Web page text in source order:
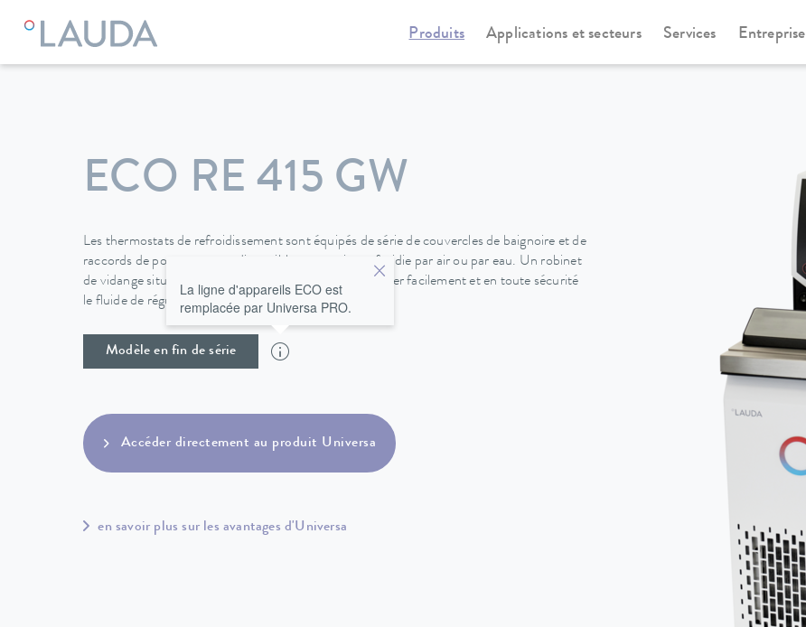
Produits Applications et secteurs Services Entreprise
LAUDA Appareils de thermorégulation Cryothermostats Universa
ECO RE 415 GW
Les thermostats de refroidissement sont équipés de série de couvercles de baignoire et de
raccords de pompe et sont disponibles en version refroidie par air ou par eau. Un robinet
de vidange situé à l'arrière de l'appareil permet de changer facilement et en toute sécurité
le fluide de régulation de température.
Modèle en fin de série
La ligne d'appareils ECO est
remplacée par Universa PRO.
Accéder directement au produit Universa
en savoir plus sur les avantages d'Universa